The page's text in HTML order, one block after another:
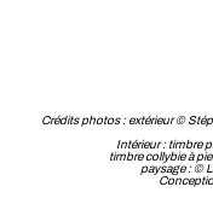
Crédits photos : extérieur ©
Intérieur : timbre
timbre collybie à
paysage : ©